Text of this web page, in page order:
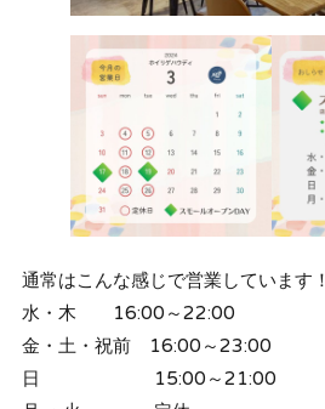
通常はこんな感じで営業しています！
水・木 16:00～22:00
金・土・祝前 16:00～23:00
日 15:00～21:00